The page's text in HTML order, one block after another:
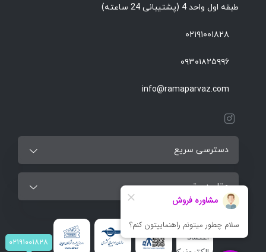
۰۲۱۹۱۰۰۱۸۲۸
طبقه اول واحد 4 (پشتیبانی 24 ساعته)
۰۲۱۹۱۰۰۱۸۲۸
۰۹۳۰۱۸۲۵۹۹۶
info@ramaparvaz.com
دسترسی سریع
مقاصد برتر